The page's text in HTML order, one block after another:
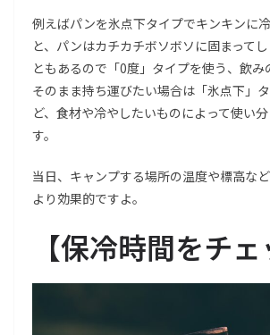
例えばパンを氷点下タイプでキンキンに
と、パンはカチカチボソボソに固まって
ともあるので「0度」タイプを使う、飲み
そのまま持ち運びたい場合は「氷点下」
ど、食材や冷やしたいものによって使い
す。
当日、キャンプする場所の温度や標高な
より効果的ですよ。
【保冷時間をチェ